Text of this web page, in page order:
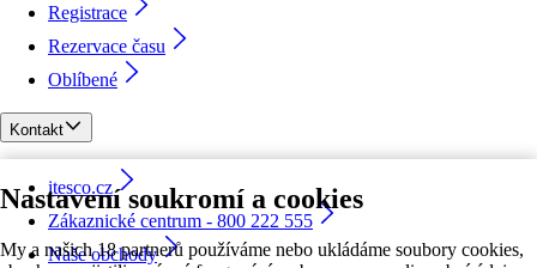
Nastavení soukromí a cookies
My a našich 18 partnerů používáme nebo ukládáme soubory cookies,
Registrace
Rezervace času
Oblíbené
Kontakt
itesco.cz
Zákaznické centrum - 800 222 555
Naše obchody